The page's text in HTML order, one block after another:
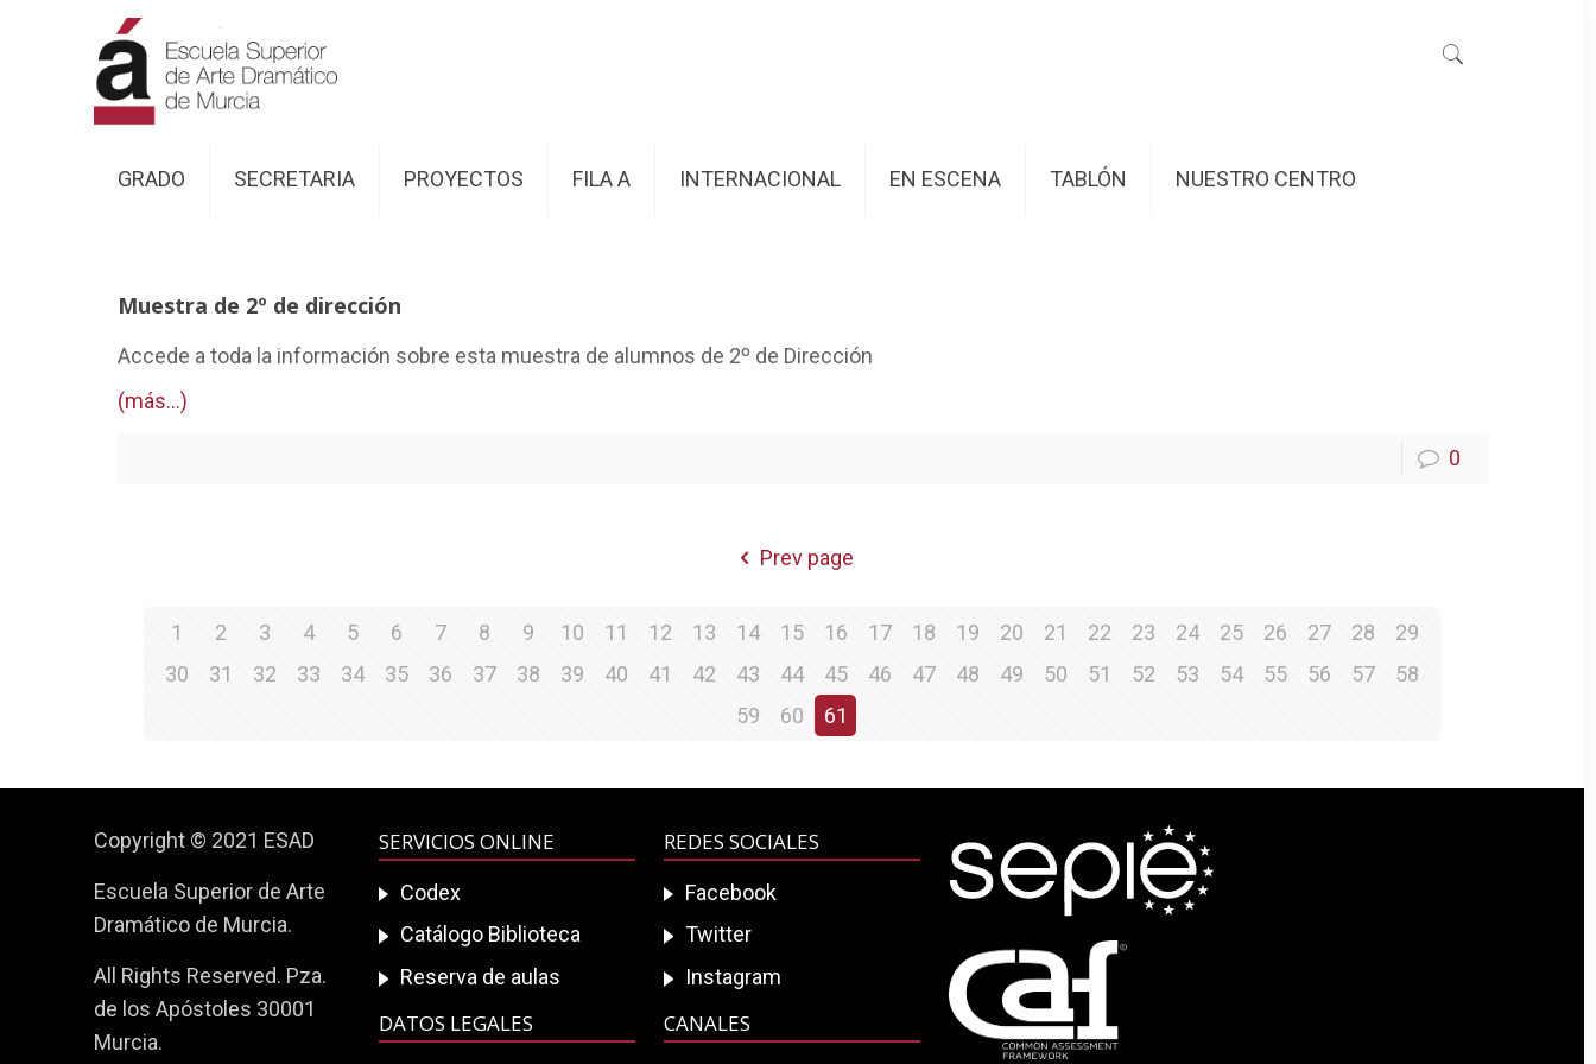
GRADO SECRETARIA PROYECTOS FILA A INTERNACIONAL EN ESCENA TABLÓN NUESTRO CENTRO
Muestra de 2º de dirección
Accede a toda la información sobre esta muestra de alumnos de 2º de Dirección
(más…)
0
Prev page
1 2 3 4 5 6 7 8 9 10 11 12 13 14 15 16 17 18 19 20 21 22 23 24 25 26 27 28
29
30
31 32 33 34 35 36 37 38 39 40 41 42 43 44 45 46 47 48 49 50 51 52 53 54 55 56 57
58
59
60 61
Copyright © 2021 ESAD
Escuela Superior de Arte
Dramático de Murcia.
All Rights Reserved. Pza.
de los Apóstoles 30001
Murcia.
SERVICIOS ONLINE
Codex
Catálogo Biblioteca
Reserva de aulas
DATOS LEGALES
REDES SOCIALES
Facebook
Twitter
Instagram
CANALES